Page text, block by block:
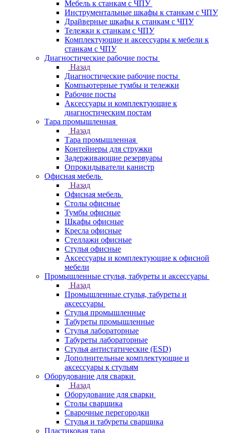
Мебель к станкам с ЧПУ
Инструментальные шкафы к станкам с ЧПУ
Драйверные шкафы к станкам с ЧПУ
Тележки к станкам с ЧПУ
Комплектующие и аксессуары к мебели к
станкам с ЧПУ
Диагностические рабочие посты
Назад
Диагностические рабочие посты
Компьютерные тумбы и тележки
Рабочие посты
Аксессуары и комплектующие к
диагностическим постам
Тара промышленная
Назад
Тара промышленная
Контейнеры для стружки
Задерживающие резервуары
Опрокидыватели канистр
Офисная мебель
Назад
Офисная мебель
Столы офисные
Тумбы офисные
Шкафы офисные
Кресла офисные
Стеллажи офисные
Стулья офисные
Аксессуары и комплектующие к офисной
мебели
Промышленные стулья, табуреты и аксессуары
Назад
Промышленные стулья, табуреты и
аксессуары
Стулья промышленные
Табуреты промышленные
Стулья лабораторные
Табуреты лабораторные
Стулья антистатические (ESD)
Дополнительные комплектующие и
аксессуары к стульям
Оборудование для сварки
Назад
Оборудование для сварки
Столы сварщика
Сварочные перегородки
Стулья и табуреты сварщика
Пластиковая тара